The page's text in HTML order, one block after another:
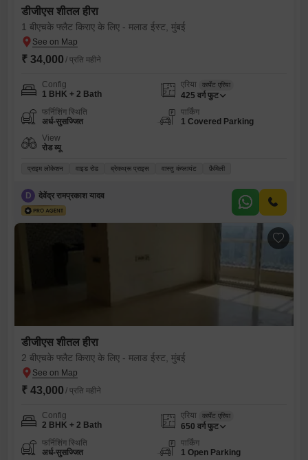
डीजीएस शीतल हीरा
1 बीएचके फ्लैट किराए के लिए - मलाड ईस्ट, मुंबई
₹ 34,000 / प्रति महीने
Config
1 BHK + 2 Bath
एरिया कार्पेट एरिया
425 वर्ग फुट
फर्निशिंग स्थिति
अर्ध-सुसज्जित
पार्किंग
1 Covered Parking
View
रोड व्यू
प्राइम लोकेशन वाइड रोड ब्रेकथ्रू प्राइस वास्तु कंप्लायंट फ़ैमिली
D देवेंद्र रामप्रकाश यादव
डीजीएस शीतल हीरा
2 बीएचके फ्लैट किराए के लिए - मलाड ईस्ट, मुंबई
₹ 43,000 / प्रति महीने
Config
2 BHK + 2 Bath
एरिया कार्पेट एरिया
650 वर्ग फुट
फर्निशिंग स्थिति
अर्ध-सुसज्जित
पार्किंग
1 Open Parking